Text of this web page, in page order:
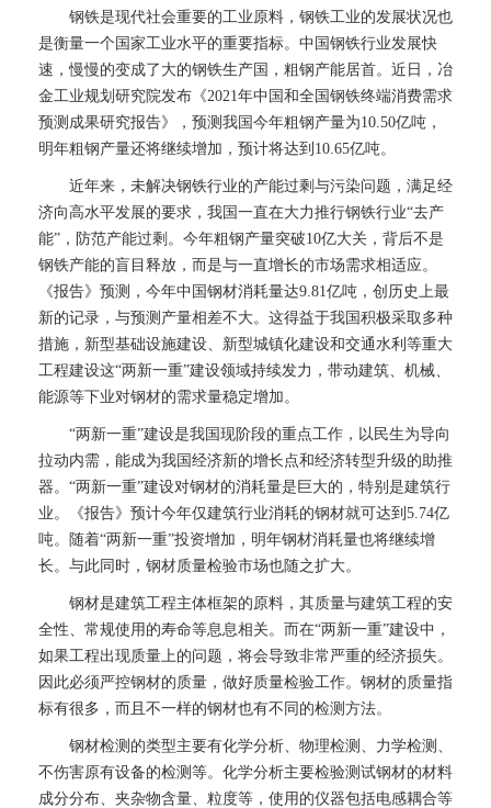
钢铁是现代社会重要的工业原料，钢铁工业的发展状况也
是衡量一个国家工业水平的重要指标。中国钢铁行业发展快
速，慢慢的变成了大的钢铁生产国，粗钢产能居首。近日，冶
金工业规划研究院发布《2021年中国和全国钢铁终端消费需求
预测成果研究报告》，预测我国今年粗钢产量为10.50亿吨，
明年粗钢产量还将继续增加，预计将达到10.65亿吨。
近年来，未解决钢铁行业的产能过剩与污染问题，满足经
济向高水平发展的要求，我国一直在大力推行钢铁行业“去产
能”，防范产能过剩。今年粗钢产量突破10亿大关，背后不是
钢铁产能的盲目释放，而是与一直增长的市场需求相适应。
《报告》预测，今年中国钢材消耗量达9.81亿吨，创历史上最
新的记录，与预测产量相差不大。这得益于我国积极采取多种
措施，新型基础设施建设、新型城镇化建设和交通水利等重大
工程建设这“两新一重”建设领域持续发力，带动建筑、机械、
能源等下业对钢材的需求量稳定增加。
“两新一重”建设是我国现阶段的重点工作，以民生为导向
拉动内需，能成为我国经济新的增长点和经济转型升级的助推
器。“两新一重”建设对钢材的消耗量是巨大的，特别是建筑行
业。《报告》预计今年仅建筑行业消耗的钢材就可达到5.74亿
吨。随着“两新一重”投资增加，明年钢材消耗量也将继续增
长。与此同时，钢材质量检验市场也随之扩大。
钢材是建筑工程主体框架的原料，其质量与建筑工程的安
全性、常规使用的寿命等息息相关。而在“两新一重”建设中，
如果工程出现质量上的问题，将会导致非常严重的经济损失。
因此必须严控钢材的质量，做好质量检验工作。钢材的质量指
标有很多，而且不一样的钢材也有不同的检测方法。
钢材检测的类型主要有化学分析、物理检测、力学检测、
不伤害原有设备的检测等。化学分析主要检验测试钢材的材料
成分分布、夹杂物含量、粒度等，使用的仪器包括电感耦合等